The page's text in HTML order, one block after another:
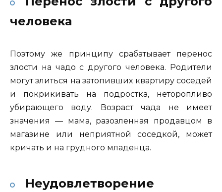
человека
Поэтому же принципу срабатывает перенос
злости на чадо с другого человека. Родители
могут злиться на затопивших квартиру соседей
и покрикивать на подростка, неторопливо
убирающего воду. Возраст чада не имеет
значения — мама, разозленная продавцом в
магазине или неприятной соседкой, может
кричать и на грудного младенца.
Неудовлетворение